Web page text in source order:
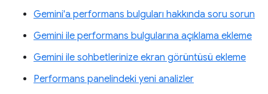
Gemini'a performans bulguları hakkında soru sorun
Gemini ile performans bulgularına açıklama ekleme
Gemini ile sohbetlerinize ekran görüntüsü ekleme
Performans panelindeki yeni analizler